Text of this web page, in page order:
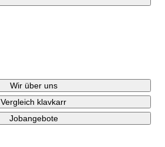
Wir über uns
Vergleich klavkarr
Jobangebote